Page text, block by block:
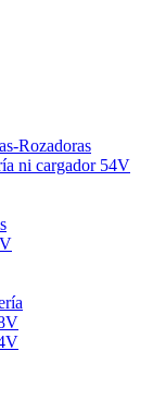
Rozadoras
ni cargador 54V